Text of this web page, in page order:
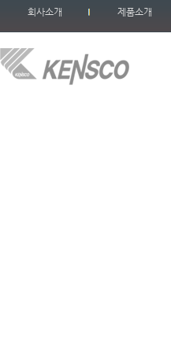
회사소개 제품소개